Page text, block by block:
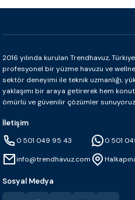
2016 yılında kurulan Trendhavuz,
profesyonel bir yüzme havuzu ve
sektör deneyimi ile teknik uzmanlığı,
yaklaşımı bir araya getirerek hem
ömürlü ve güvenilir çözümler
İletişim
0 501 049 95 43
info@trendhavuz.com
0 501
Sosyal Medya